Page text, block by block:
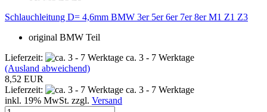
Schlauchleitung D= 4,6mm BMW 3er 5er 6er 7er 8er M1 Z1 Z3
original BMW Teil
Lieferzeit:
ca. 3 - 7 Werktage
(Ausland abweichend)
8,52 EUR
Lieferzeit:
ca. 3 - 7 Werktage
inkl. 19% MwSt. zzgl. Versand